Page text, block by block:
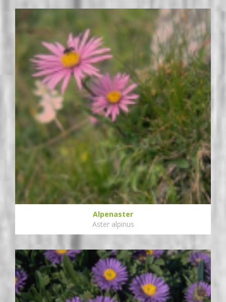
Alpenaster
Aster alpinus